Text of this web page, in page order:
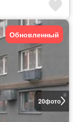
20фото
Обновленный